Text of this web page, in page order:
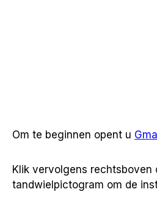
Om te beginnen opent u
Klik vervolgens rechtsboven
tandwielpictogram om de